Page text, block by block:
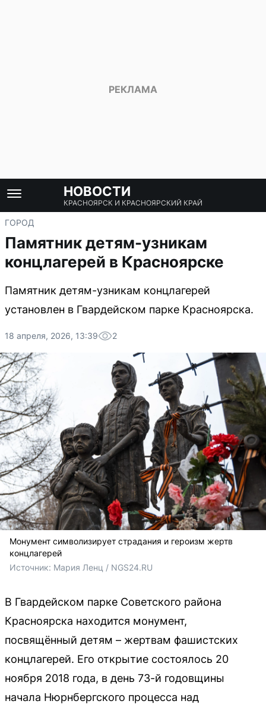
НОВОСТИ
КРАСНОЯРСК И КРАСНОЯРСКИЙ КРАЙ
ГОРОД
Памятник детям-узникам
концлагерей в Красноярске
Памятник детям-узникам концлагерей
установлен в Гвардейском парке Красноярска.
18 апреля, 2026, 13:39 2
Монумент символизирует страдания и героизм жертв
концлагерей
Источник: Мария Ленц / NGS24.RU
В Гвардейском парке Советского района
Красноярска находится монумент,
посвящённый детям – жертвам фашистских
концлагерей. Его открытие состоялось 20
ноября 2018 года, в день 73-й годовщины
начала Нюрнбергского процесса над